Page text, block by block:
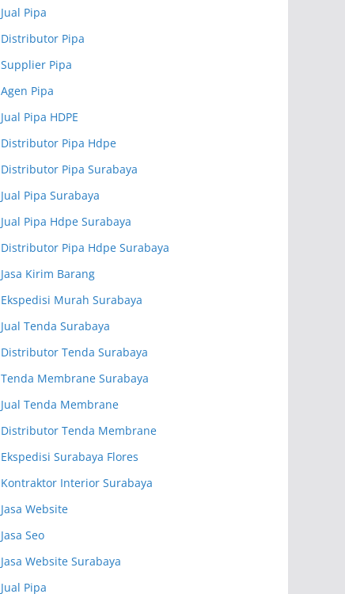
Jual Pipa
Distributor Pipa
Supplier Pipa
Agen Pipa
Jual Pipa HDPE
Distributor Pipa Hdpe
Distributor Pipa Surabaya
Jual Pipa Surabaya
Jual Pipa Hdpe Surabaya
Distributor Pipa Hdpe Surabaya
Jasa Kirim Barang
Ekspedisi Murah Surabaya
Jual Tenda Surabaya
Distributor Tenda Surabaya
Tenda Membrane Surabaya
Jual Tenda Membrane
Distributor Tenda Membrane
Ekspedisi Surabaya Flores
Kontraktor Interior Surabaya
Jasa Website
Jasa Seo
Jasa Website Surabaya
Jual Pipa